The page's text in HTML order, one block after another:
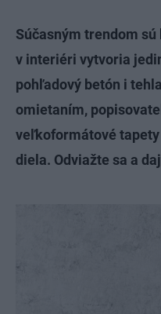
Súčasným trendom
v interiéri vytvoria
pohľadový betón i
omietaním,
veľkoformátové
diela. Odviažte sa a